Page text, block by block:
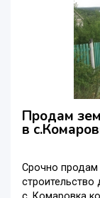
Продам
в
Срочно продам
строительство